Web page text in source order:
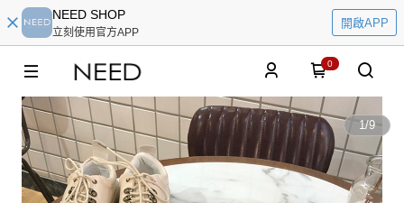
NEED SHOP
立刻使用官方APP
開啟APP
0
1/9